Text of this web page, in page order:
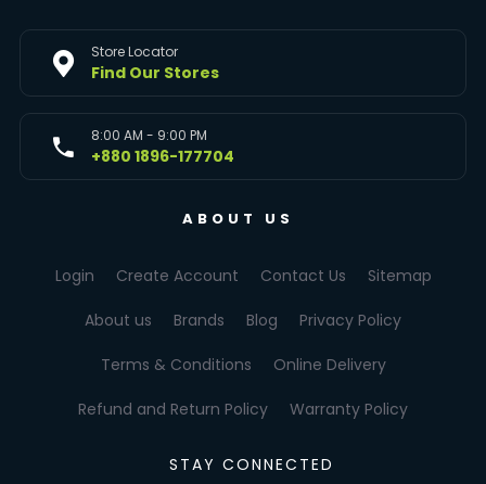
Store Locator
Find Our Stores
8:00 AM - 9:00 PM
+880 1896-177704
ABOUT US
Login Create Account Contact Us Sitemap
About us Brands Blog Privacy Policy
Terms & Conditions Online Delivery
Refund and Return Policy Warranty Policy
STAY CONNECTED